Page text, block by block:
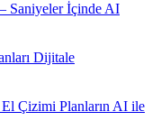
Saniyeler İçinde AI
Dijitale
Çizimi Planların AI ile